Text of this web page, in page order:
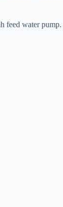
feed water pump.